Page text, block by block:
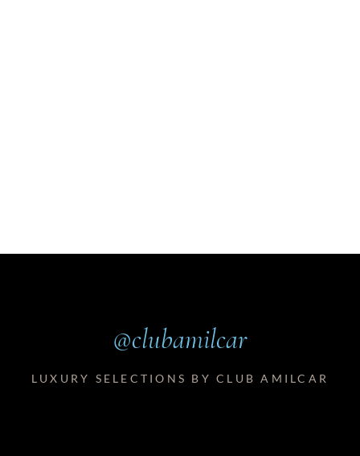
@clubamilcar
LUXURY SELECTIONS BY CLUB AMILCAR